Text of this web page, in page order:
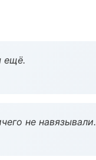
ещё.
не навязывали.